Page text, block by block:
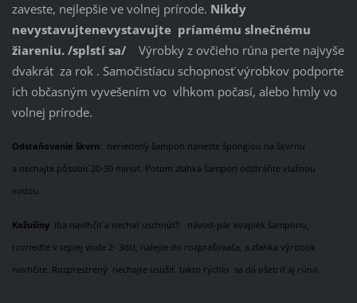
zaveste, nejlepšie ve volnej prírode. Nikdy
nevystavujtenevystavujte príamému slnečnému
žiareniu. /splstí sa/
Výrobky z ovčieho rúna perte najvyše
dvakrát za rok . Samočistíacu schopnosť výrobkov podporte
ích občasným vyvešením vo vlhkom počasí, alebo hmly vo
volnej prírode.
Odstaňovanie škvrn: neriedený šampon naneste špongiou na škvrnu
a nechajte pôsobiť 20-30 minut. Potom zľahka šampon odstráňte vlažnou
vodou.
Kožušiny iba navlhčiť a nechať uschnúť!! návod-pár kvapiek šamponu,
rozrieďte v teplej vode 2- 3dcl, nalejte do rozprašovača, a zľahka výrobok
navhčite. Rozprestrený nechajte usušiť. takto rýchlo sa dá ošetriť aj rúno.